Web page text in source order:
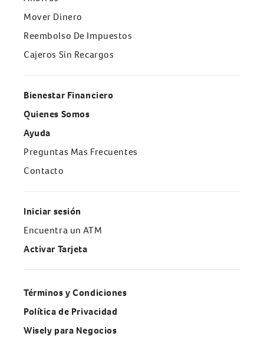
Mover Dinero
Reembolso De Impuestos
Cajeros Sin Recargos
Bienestar Financiero
Quienes Somos
Ayuda
Preguntas Mas Frecuentes
Contacto
Iniciar sesión
Encuentra un ATM
Activar Tarjeta
Términos y Condiciones
Política de Privacidad
Wisely para Negocios